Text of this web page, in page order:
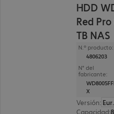
HDD
Red Pro
TB NAS
N.º producto:
4806203
N° del
fabricante:
X
Versión:
Capacidad: